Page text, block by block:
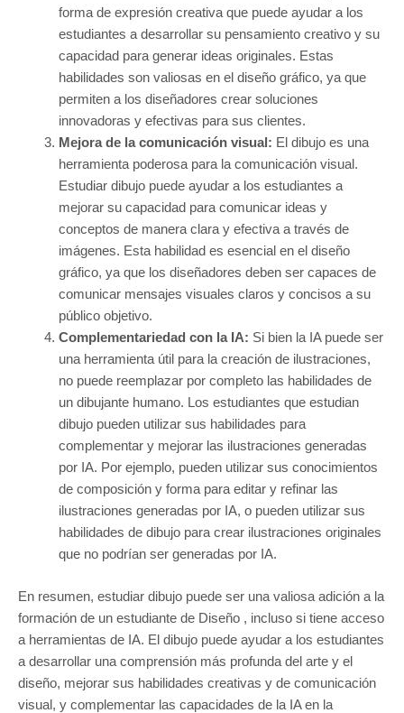
forma de expresión creativa que puede ayudar a los
estudiantes a desarrollar su pensamiento creativo y su
capacidad para generar ideas originales. Estas
habilidades son valiosas en el diseño gráfico, ya que
permiten a los diseñadores crear soluciones
innovadoras y efectivas para sus clientes.
Mejora de la comunicación visual: El dibujo es una
herramienta poderosa para la comunicación visual.
Estudiar dibujo puede ayudar a los estudiantes a
mejorar su capacidad para comunicar ideas y
conceptos de manera clara y efectiva a través de
imágenes. Esta habilidad es esencial en el diseño
gráfico, ya que los diseñadores deben ser capaces de
comunicar mensajes visuales claros y concisos a su
público objetivo.
Complementariedad con la IA: Si bien la IA puede ser
una herramienta útil para la creación de ilustraciones,
no puede reemplazar por completo las habilidades de
un dibujante humano. Los estudiantes que estudian
dibujo pueden utilizar sus habilidades para
complementar y mejorar las ilustraciones generadas
por IA. Por ejemplo, pueden utilizar sus conocimientos
de composición y forma para editar y refinar las
ilustraciones generadas por IA, o pueden utilizar sus
habilidades de dibujo para crear ilustraciones originales
que no podrían ser generadas por IA.
En resumen, estudiar dibujo puede ser una valiosa adición a la
formación de un estudiante de Diseño , incluso si tiene acceso
a herramientas de IA. El dibujo puede ayudar a los estudiantes
a desarrollar una comprensión más profunda del arte y el
diseño, mejorar sus habilidades creativas y de comunicación
visual, y complementar las capacidades de la IA en la